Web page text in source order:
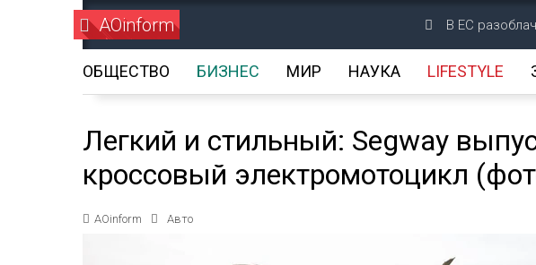
AOinform В ЕС
ОБЩЕСТВО БИЗНЕС МИР НАУКА LIFESTYLE
Легкий и стильный: Segway
кроссовый электромотоцикл
AOinform Авто